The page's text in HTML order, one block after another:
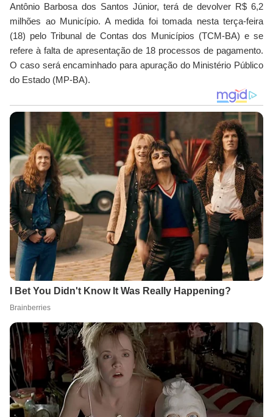
Antônio Barbosa dos Santos Júnior, terá de devolver R$ 6,2
milhões ao Município. A medida foi tomada nesta terça-feira
(18) pelo Tribunal de Contas dos Municípios (TCM-BA) e se
refere à falta de apresentação de 18 processos de pagamento.
O caso será encaminhado para apuração do Ministério Público
do Estado (MP-BA).